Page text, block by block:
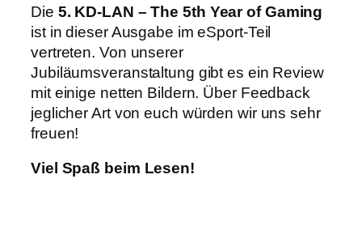
Die 5. KD-LAN – The 5th Year of Gaming
ist in dieser Ausgabe im eSport-Teil
vertreten. Von unserer
Jubiläumsveranstaltung gibt es ein Review
mit einige netten Bildern. Über Feedback
jeglicher Art von euch würden wir uns sehr
freuen!
Viel Spaß beim Lesen!